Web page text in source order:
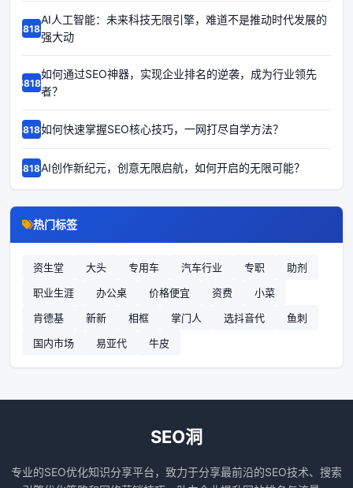
68188
AI人工智能：未来科技无限引擎，难道不是推动时代发展的
强大动
68187
如何通过SEO神器，实现企业排名的逆袭，成为行业领先
者？
68186如何快速掌握SEO核心技巧，一网打尽自学方法？
68185AI创作新纪元，创意无限启航，如何开启的无限可能？
热门标签
资生堂 大头 专用车 汽车行业 专职
助剂
职业生涯
办公桌 价格便宜 资费
小菜
肯德基
新新 相框 掌门人 选抖音代
鱼刺
国内市场
易亚代 牛皮
SEO洞
专业的SEO优化知识分享平台，致力于分享最前沿的SEO技术、搜索